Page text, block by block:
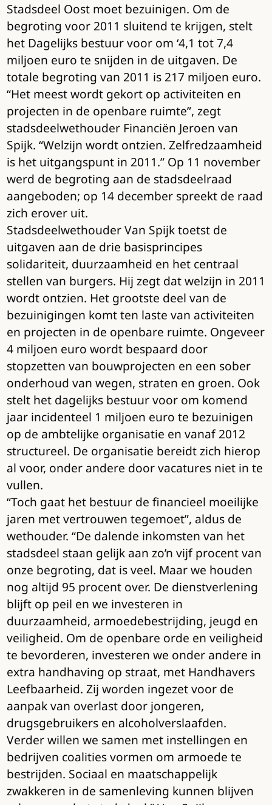
Stadsdeel Oost moet bezuinigen. Om de
begroting voor 2011 sluitend te krijgen, stelt
het Dagelijks bestuur voor om ‘4,1 tot 7,4
miljoen euro te snijden in de uitgaven. De
totale begroting van 2011 is 217 miljoen euro.
“Het meest wordt gekort op activiteiten en
projecten in de openbare ruimte”, zegt
stadsdeelwethouder Financiën Jeroen van
Spijk. “Welzijn wordt ontzien. Zelfredzaamheid
is het uitgangspunt in 2011.” Op 11 november
werd de begroting aan de stadsdeelraad
aangeboden; op 14 december spreekt de raad
zich erover uit.
Stadsdeelwethouder Van Spijk toetst de
uitgaven aan de drie basisprincipes
solidariteit, duurzaamheid en het centraal
stellen van burgers. Hij zegt dat welzijn in 2011
wordt ontzien. Het grootste deel van de
bezuinigingen komt ten laste van activiteiten
en projecten in de openbare ruimte. Ongeveer
4 miljoen euro wordt bespaard door
stopzetten van bouwprojecten en een sober
onderhoud van wegen, straten en groen. Ook
stelt het dagelijks bestuur voor om komend
jaar incidenteel 1 miljoen euro te bezuinigen
op de ambtelijke organisatie en vanaf 2012
structureel. De organisatie bereidt zich hierop
al voor, onder andere door vacatures niet in te
vullen.
“Toch gaat het bestuur de financieel moeilijke
jaren met vertrouwen tegemoet”, aldus de
wethouder. “De dalende inkomsten van het
stadsdeel staan gelijk aan zo’n vijf procent van
onze begroting, dat is veel. Maar we houden
nog altijd 95 procent over. De dienstverlening
blijft op peil en we investeren in
duurzaamheid, armoedebestrijding, jeugd en
veiligheid. Om de openbare orde en veiligheid
te bevorderen, investeren we onder andere in
extra handhaving op straat, met Handhavers
Leefbaarheid. Zij worden ingezet voor de
aanpak van overlast door jongeren,
drugsgebruikers en alcoholverslaafden.
Verder willen we samen met instellingen en
bedrijven coalities vormen om armoede te
bestrijden. Sociaal en maatschappelijk
zwakkeren in de samenleving kunnen blijven